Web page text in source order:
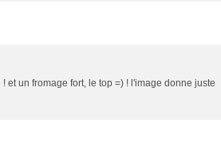
et un fromage fort, le top =) ! l'image donne juste